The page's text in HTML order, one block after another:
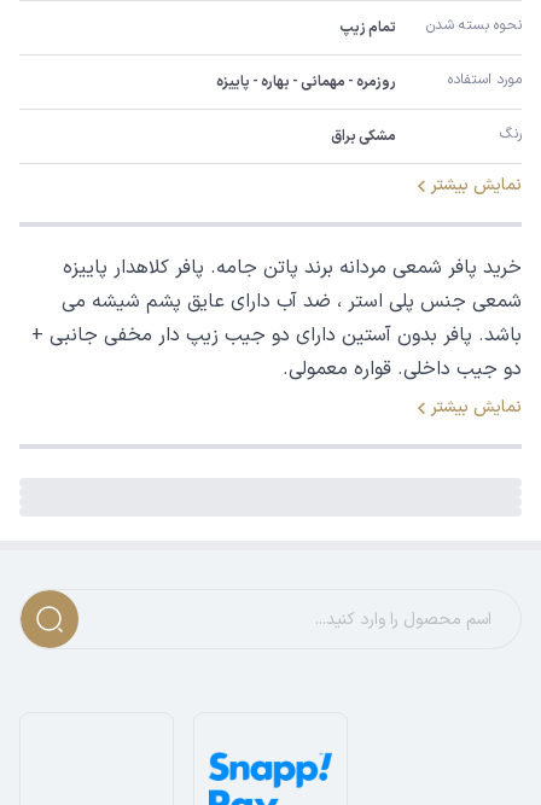
نحوه بسته شدن تمام زیپ
مورد استفاده روزمره - مهمانی - بهاره - پاییزه
رنگ مشکی براق
نمایش بیشتر
خرید پافر شمعی مردانه برند پاتن جامه. پافر کلاهدار پاییزه
شمعی جنس پلی استر ، ضد آب دارای عایق پشم شیشه می
باشد. پافر بدون آستین دارای دو جیب زیپ دار مخفی جانبی +
دو جیب داخلی. قواره معمولی.
نمایش بیشتر